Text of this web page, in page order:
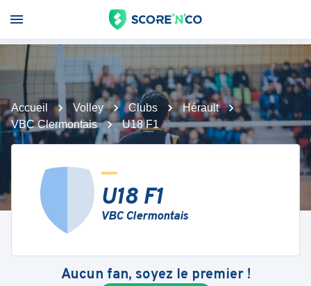
Accueil Volley Clubs
Hérault
VBC Clermontais
U18 F1
U18 F1
VBC Clermontais
Aucun fan, soyez le premier !